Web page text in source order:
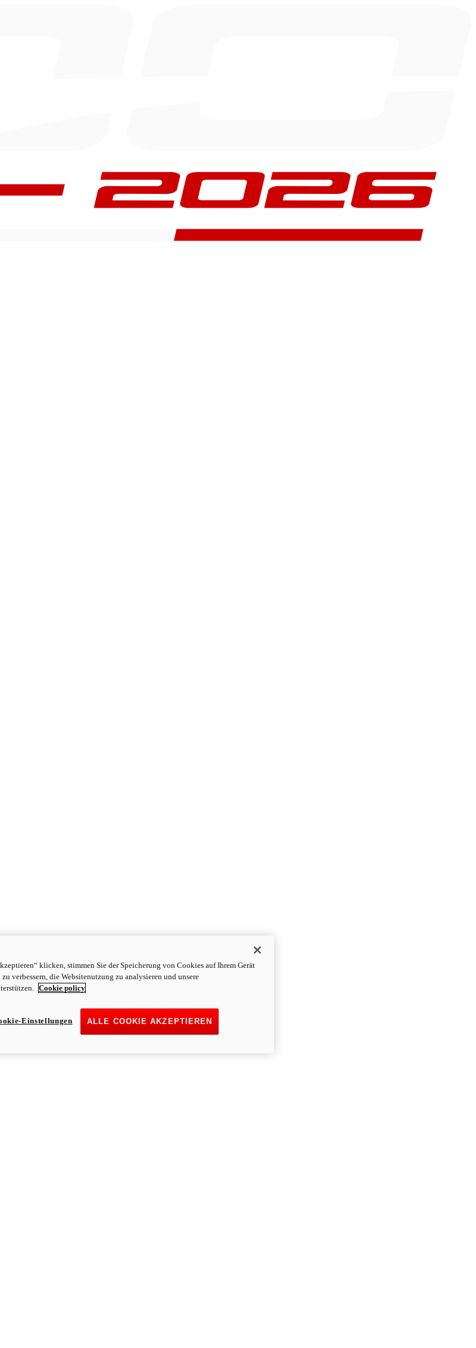
klicken, stimmen Sie der Speicherung von Cookies auf Ihrem Gerät
verbessern, die Websitenutzung zu analysieren und unsere
Cookie policy
ALLE COOKIE AKZEPTIEREN
Einstellungen